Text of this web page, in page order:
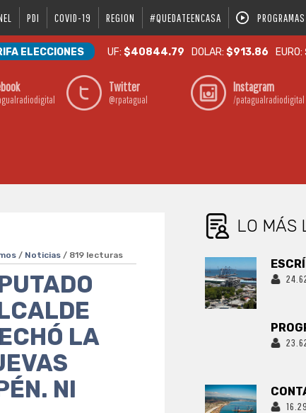
PDI COVID-19 REGION #QUEDATEENCASA PROGRAMAS
ELECCIONES UF:$40844.79 DOLAR:$913.86 EURO:
Twitter
@rpatagual
Instagram
/patagualradiodigital
/ Noticias / 819 lecturas
LA
NI
LO MÁS